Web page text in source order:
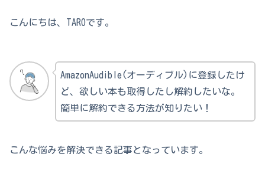
こんにちは、TAROです。
AmazonAudible(オーディブル)に登録したけ
ど、欲しい本も取得したし解約したいな。
簡単に解約できる方法が知りたい！
こんな悩みを解決できる記事となっています。